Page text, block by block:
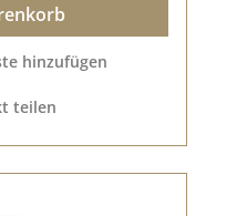
hinzufügen
teilen